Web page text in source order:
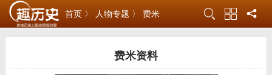
首页 〉 人物专题 〉 费米
费米资料